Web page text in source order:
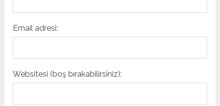
Email adresi:
Websitesi (boş bırakabilirsiniz):